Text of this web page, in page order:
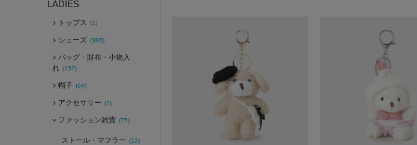
LADIES
トップス (1)
シューズ (386)
バッグ・財布・小物入
れ (157)
帽子 (64)
アクセサリー (7)
ファッション雑貨 (75)
ストール・マフラー (12)